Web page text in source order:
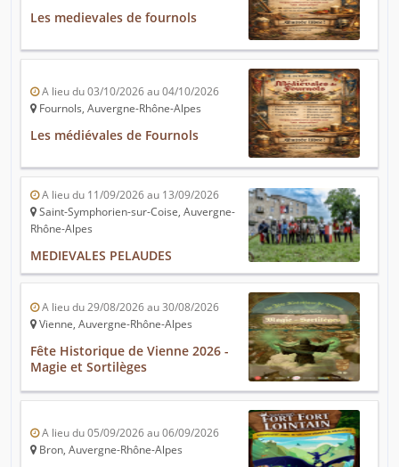
Les medievales de fournols
A lieu du 03/10/2026 au 04/10/2026
Fournols, Auvergne-Rhône-Alpes
Les médiévales de Fournols
A lieu du 11/09/2026 au 13/09/2026
Saint-Symphorien-sur-Coise, Auvergne-
Rhône-Alpes
MEDIEVALES PELAUDES
A lieu du 29/08/2026 au 30/08/2026
Vienne, Auvergne-Rhône-Alpes
Fête Historique de Vienne 2026 -
Magie et Sortilèges
A lieu du 05/09/2026 au 06/09/2026
Bron, Auvergne-Rhône-Alpes